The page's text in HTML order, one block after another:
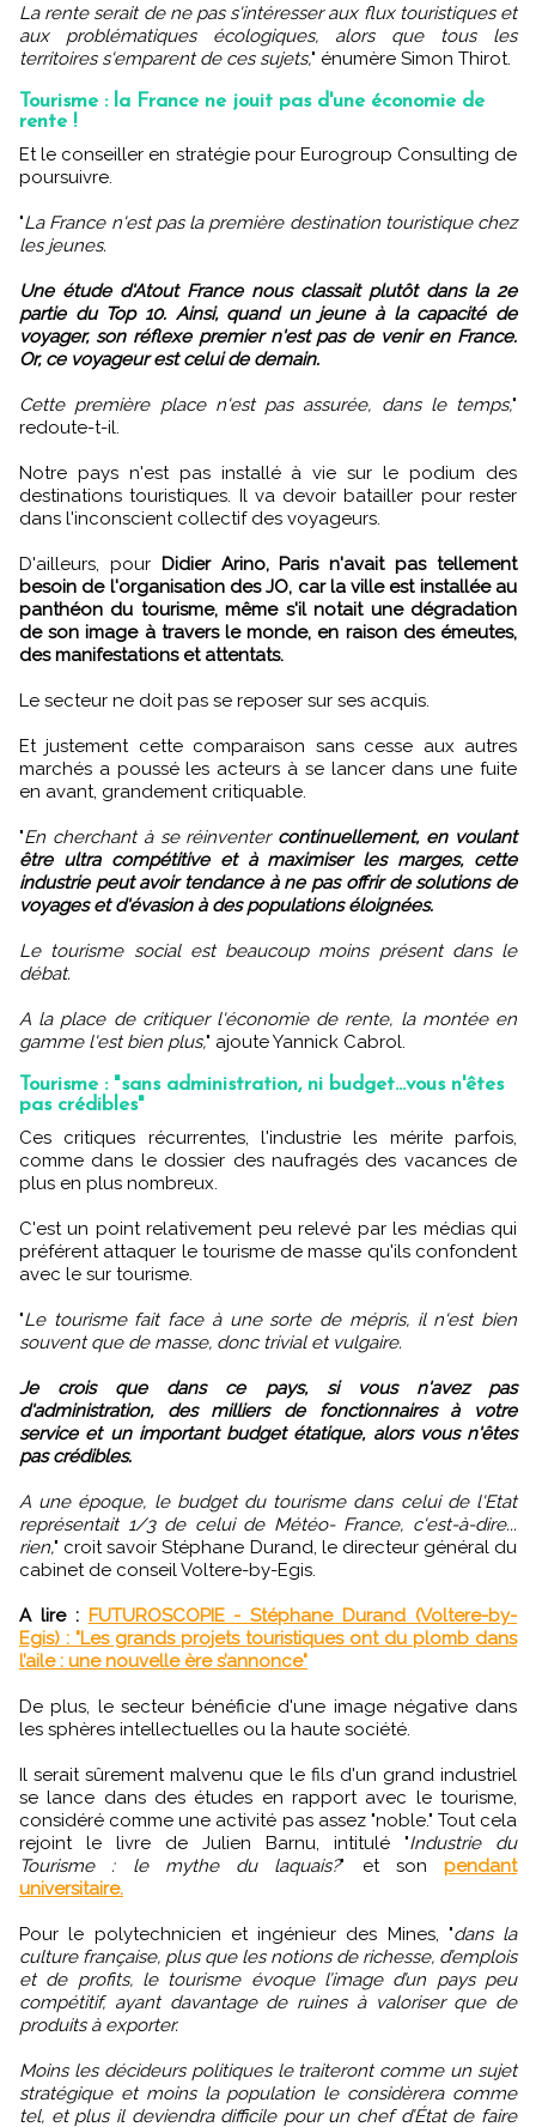
La rente serait de ne pas s'intéresser aux flux touristiques et
aux problématiques écologiques, alors que tous les
territoires s'emparent de ces sujets," énumère Simon Thirot.
Tourisme : la France ne jouit pas d'une économie de
rente !
Et le conseiller en stratégie pour Eurogroup Consulting de
poursuivre.
"La France n'est pas la première destination touristique chez
les jeunes.
Une étude d'Atout France nous classait plutôt dans la 2e
partie du Top 10. Ainsi, quand un jeune à la capacité de
voyager, son réflexe premier n'est pas de venir en France.
Or, ce voyageur est celui de demain.
Cette première place n'est pas assurée, dans le temps,"
redoute-t-il.
Notre pays n'est pas installé à vie sur le podium des
destinations touristiques. Il va devoir batailler pour rester
dans l'inconscient collectif des voyageurs.
D'ailleurs, pour Didier Arino, Paris n'avait pas tellement
besoin de l'organisation des JO, car la ville est installée au
panthéon du tourisme, même s'il notait une dégradation
de son image à travers le monde, en raison des émeutes,
des manifestations et attentats.
Le secteur ne doit pas se reposer sur ses acquis.
Et justement cette comparaison sans cesse aux autres
marchés a poussé les acteurs à se lancer dans une fuite
en avant, grandement critiquable.
"En cherchant à se réinventer continuellement, en voulant
être ultra compétitive et à maximiser les marges, cette
industrie peut avoir tendance à ne pas offrir de solutions de
voyages et d'évasion à des populations éloignées.
Le tourisme social est beaucoup moins présent dans le
débat.
A la place de critiquer l'économie de rente, la montée en
gamme l'est bien plus," ajoute Yannick Cabrol.
Tourisme : "sans administration, ni budget...vous n'êtes
pas crédibles"
Ces critiques récurrentes, l'industrie les mérite parfois,
comme dans le dossier des naufragés des vacances de
plus en plus nombreux.
C'est un point relativement peu relevé par les médias qui
préférent attaquer le tourisme de masse qu'ils confondent
avec le sur tourisme.
"Le tourisme fait face à une sorte de mépris, il n'est bien
souvent que de masse, donc trivial et vulgaire.
Je crois que dans ce pays, si vous n'avez pas
d'administration, des milliers de fonctionnaires à votre
service et un important budget étatique, alors vous n'êtes
pas crédibles.
A une époque, le budget du tourisme dans celui de l'Etat
représentait 1/3 de celui de Météo- France, c'est-à-dire...
rien," croit savoir Stéphane Durand, le directeur général du
cabinet de conseil Voltere-by-Egis.
A lire : FUTUROSCOPIE - Stéphane Durand (Voltere-by-
Egis) : "Les grands projets touristiques ont du plomb dans
l’aile : une nouvelle ère s’annonce"
De plus, le secteur bénéficie d'une image négative dans
les sphères intellectuelles ou la haute société.
Il serait sûrement malvenu que le fils d'un grand industriel
se lance dans des études en rapport avec le tourisme,
considéré comme une activité pas assez "noble." Tout cela
rejoint le livre de Julien Barnu, intitulé "Industrie du
Tourisme : le mythe du laquais?" et son pendant
universitaire.
Pour le polytechnicien et ingénieur des Mines, "dans la
culture française, plus que les notions de richesse, d’emplois
et de profits, le tourisme évoque l’image d’un pays peu
compétitif, ayant davantage de ruines à valoriser que de
produits à exporter.
Moins les décideurs politiques le traiteront comme un sujet
stratégique et moins la population le considèrera comme
tel, et plus il deviendra difficile pour un chef d’État de faire